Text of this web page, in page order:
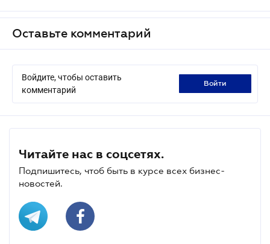
Оставьте комментарий
Войдите, чтобы оставить
комментарий
войти
Читайте нас в соцсетях.
Подпишитесь, чтоб быть в курсе всех бизнес-
новостей.